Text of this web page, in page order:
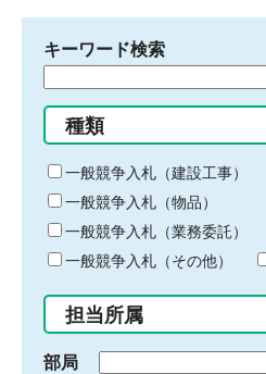
キーワード検索
る
キ
ー
ワ
ー
ド
入
力
種類
一般競争入札（建設工事）
一般競争入札（物品）
一般競争入札（業務委託）
一般競争入札（その他）
担当所属
部局